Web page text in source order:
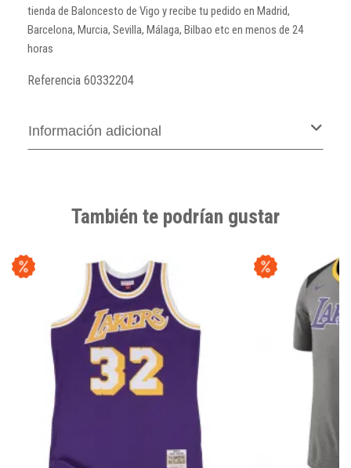
tienda de Baloncesto de Vigo y recibe tu pedido en Madrid,
Barcelona, Murcia, Sevilla, Málaga, Bilbao etc en menos de 24
horas
Referencia 60332204
Información adicional
También te podrían gustar